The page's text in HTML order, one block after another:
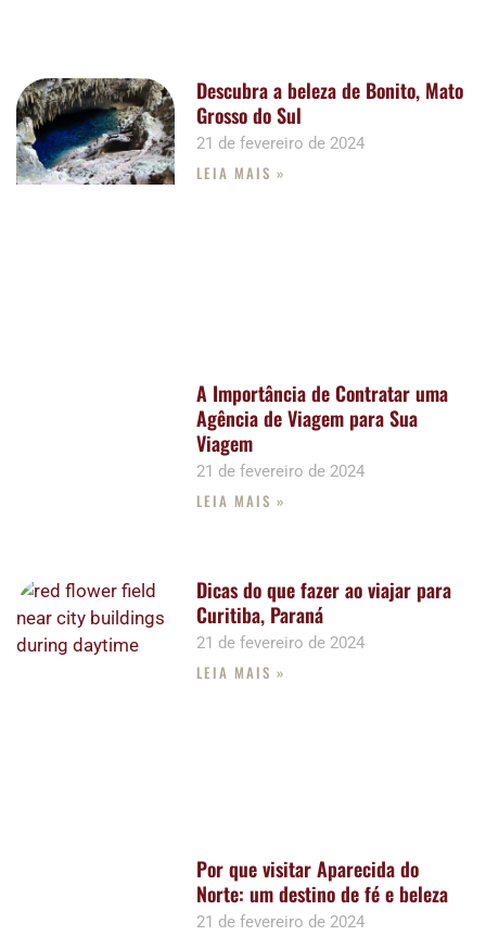
Descubra a beleza de Bonito, Mato
Grosso do Sul
21 de fevereiro de 2024
LEIA MAIS »
A Importância de Contratar uma
Agência de Viagem para Sua
Viagem
21 de fevereiro de 2024
LEIA MAIS »
Dicas do que fazer ao viajar para
Curitiba, Paraná
21 de fevereiro de 2024
LEIA MAIS »
Por que visitar Aparecida do
Norte: um destino de fé e beleza
21 de fevereiro de 2024